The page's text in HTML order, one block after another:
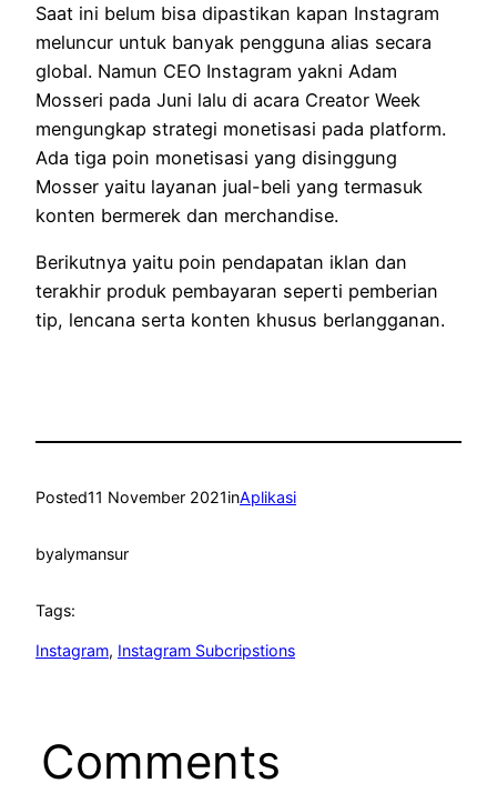
Saat ini belum bisa dipastikan kapan Instagram
meluncur untuk banyak pengguna alias secara
global. Namun CEO Instagram yakni Adam
Mosseri pada Juni lalu di acara Creator Week
mengungkap strategi monetisasi pada platform.
Ada tiga poin monetisasi yang disinggung
Mosser yaitu layanan jual-beli yang termasuk
konten bermerek dan merchandise.
Berikutnya yaitu poin pendapatan iklan dan
terakhir produk pembayaran seperti pemberian
tip, lencana serta konten khusus berlangganan.
Posted11 November 2021inAplikasi
byalymansur
Tags:
Instagram, Instagram Subcripstions
Comments